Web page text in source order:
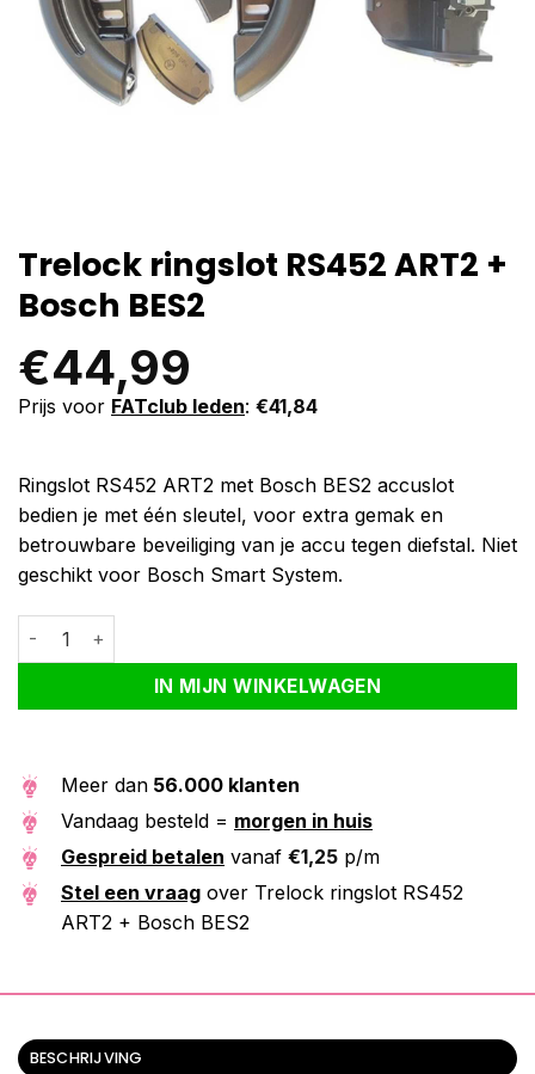
Trelock ringslot RS452 ART2 +
Bosch BES2
€44,99
Prijs voor FATclub leden: €41,84
Ringslot RS452 ART2 met Bosch BES2 accuslot
bedien je met één sleutel, voor extra gemak en
betrouwbare beveiliging van je accu tegen diefstal. Niet
geschikt voor Bosch Smart System.
Trelock ringslot RS452 ART2 + Bosch BES2 aantal
IN MIJN WINKELWAGEN
Alternative:
Meer dan 56.000 klanten
Vandaag besteld = morgen in huis
Gespreid betalen vanaf €1,25 p/m
Stel een vraag over Trelock ringslot RS452
ART2 + Bosch BES2
BESCHRIJVING